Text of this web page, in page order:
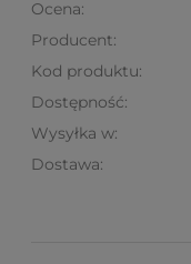
Ocena:
Producent:
Kod produktu:
Dostępność:
Wysyłka w:
Dostawa:
Cena nie zawiera